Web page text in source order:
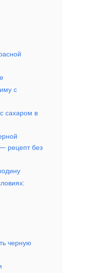
с
сахаром в
рецепт без
черную